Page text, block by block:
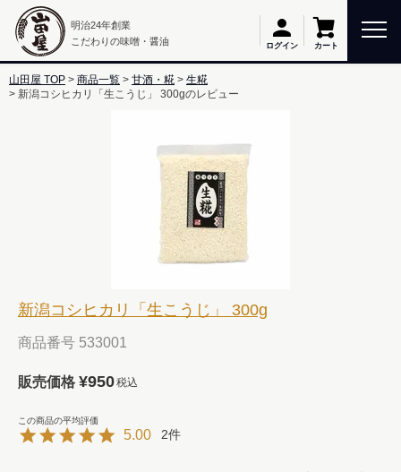
明治24年創業
こだわりの味噌・醤油
ログイン カート
山田屋 TOP 商品一覧 甘酒・糀
生糀
新潟コシヒカリ「生こうじ」 300gのレビュー
新潟コシヒカリ「生こうじ」 300g
商品番号 533001
販売価格 ¥950税込
5.00 2